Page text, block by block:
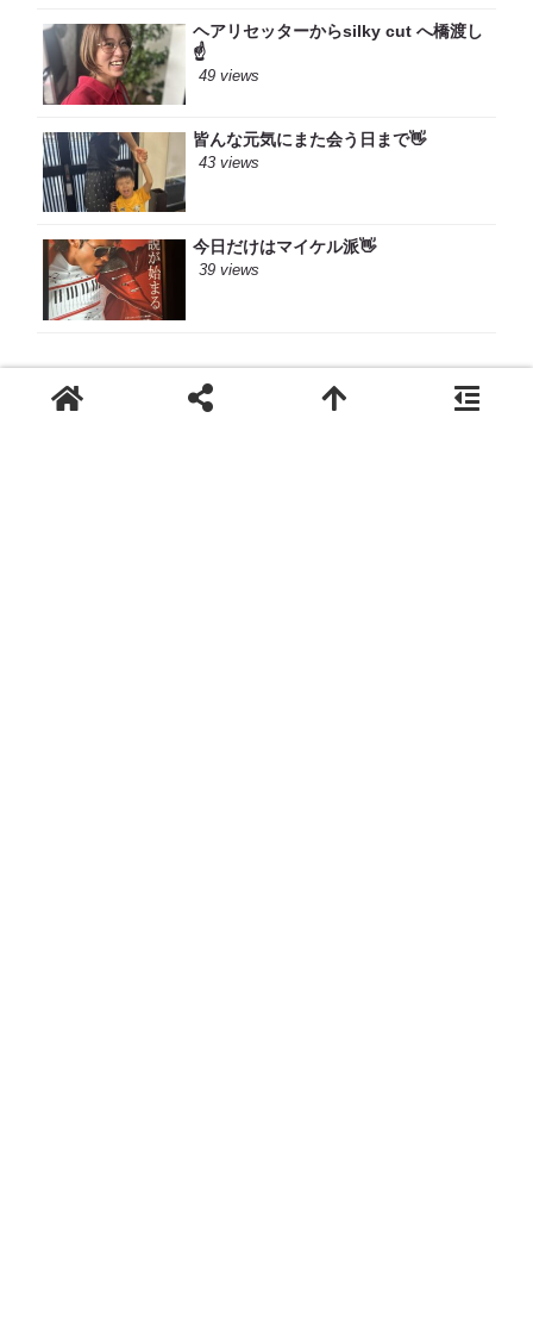
ヘアリセッターからsilky cut へ橋渡し
☝️
49 views
皆んな元気にまた会う日まで👋
43 views
今日だけはマイケル派👋
39 views